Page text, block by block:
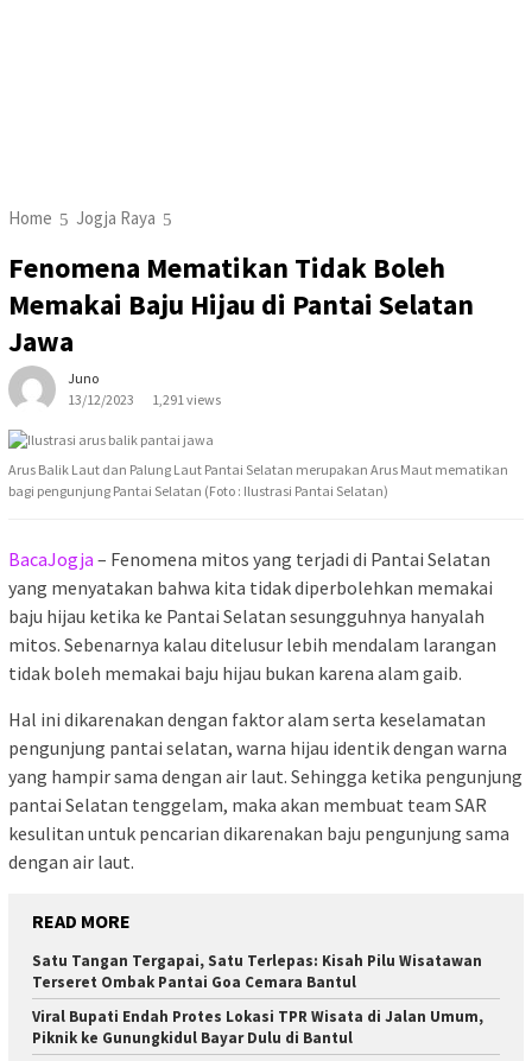
Home Jogja Raya
Fenomena Mematikan Tidak Boleh
Memakai Baju Hijau di Pantai Selatan
Jawa
Juno
13/12/2023
1,291 views
Arus Balik Laut dan Palung Laut Pantai Selatan merupakan Arus Maut mematikan
bagi pengunjung Pantai Selatan (Foto : Ilustrasi Pantai Selatan)
BacaJogja – Fenomena mitos yang terjadi di Pantai Selatan
yang menyatakan bahwa kita tidak diperbolehkan memakai
baju hijau ketika ke Pantai Selatan sesungguhnya hanyalah
mitos. Sebenarnya kalau ditelusur lebih mendalam larangan
tidak boleh memakai baju hijau bukan karena alam gaib.
Hal ini dikarenakan dengan faktor alam serta keselamatan
pengunjung pantai selatan, warna hijau identik dengan warna
yang hampir sama dengan air laut. Sehingga ketika pengunjung
pantai Selatan tenggelam, maka akan membuat team SAR
kesulitan untuk pencarian dikarenakan baju pengunjung sama
dengan air laut.
READ MORE
Satu Tangan Tergapai, Satu Terlepas: Kisah Pilu Wisatawan
Terseret Ombak Pantai Goa Cemara Bantul
Viral Bupati Endah Protes Lokasi TPR Wisata di Jalan Umum,
Piknik ke Gunungkidul Bayar Dulu di Bantul